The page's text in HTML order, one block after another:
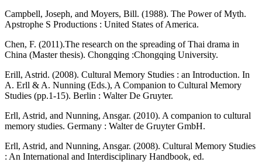
Campbell, Joseph, and Moyers, Bill. (1988). The Power of Myth.
Apstrophe S Productions : United States of America.
Chen, F. (2011).The research on the spreading of Thai drama in
China (Master thesis). Chongqing :Chongqing University.
Erill, Astrid. (2008). Cultural Memory Studies : an Introduction. In
A. Erll & A. Nunning (Eds.), A Companion to Cultural Memory
Studies (pp.1-15). Berlin : Walter De Gruyter.
Erll, Astrid, and Nunning, Ansgar. (2010). A companion to cultural
memory studies. Germany : Walter de Gruyter GmbH.
Erll, Astrid, and Nunning, Ansgar. (2008). Cultural Memory Studies
: An International and Interdisciplinary Handbook, ed.